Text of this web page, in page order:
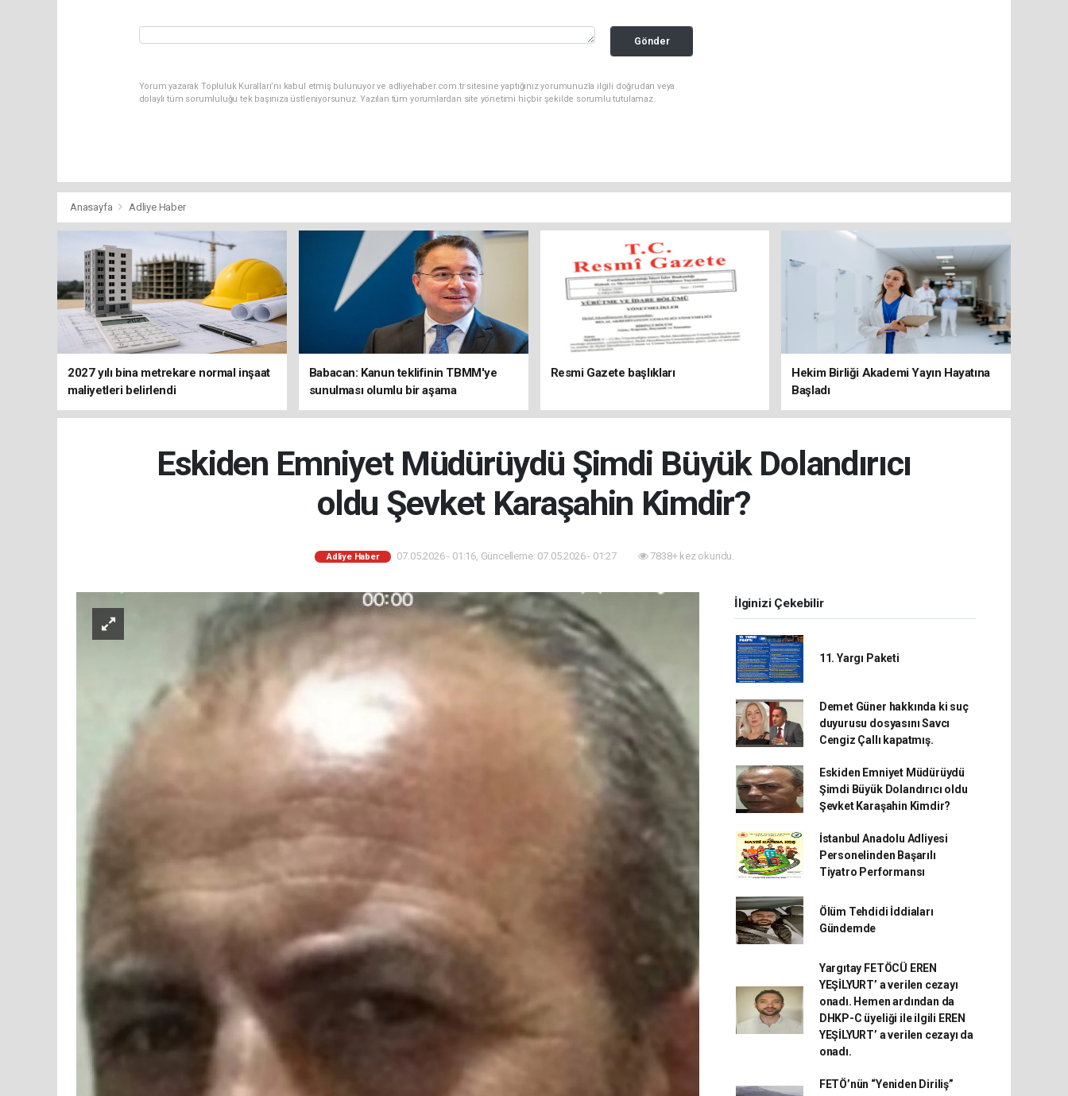
Gönder
Yorum yazarak Topluluk Kuralları’nı kabul etmiş bulunuyor ve adliyehaber.com.tr sitesine yaptığınız yorumunuzla ilgili doğrudan veya
dolaylı tüm sorumluluğu tek başınıza üstleniyorsunuz. Yazılan tüm yorumlardan site yönetimi hiçbir şekilde sorumlu tutulamaz.
Anasayfa Adliye Haber
2027 yılı bina metrekare normal inşaat
maliyetleri belirlendi
Babacan: Kanun teklifinin TBMM'ye
sunulması olumlu bir aşama
Resmi Gazete başlıkları
Hekim Birliği Akademi Yayın Hayatına
Başladı
Eskiden Emniyet Müdürüydü Şimdi Büyük Dolandırıcı
oldu Şevket Karaşahin Kimdir?
Adliye Haber 07.05.2026 - 01:16, Güncelleme: 07.05.2026 - 01:27 7838+ kez okundu.
İlginizi Çekebilir
11. Yargı Paketi
Demet Güner hakkında ki suç
duyurusu dosyasını Savcı
Cengiz Çallı kapatmış.
Eskiden Emniyet Müdürüydü
Şimdi Büyük Dolandırıcı oldu
Şevket Karaşahin Kimdir?
İstanbul Anadolu Adliyesi
Personelinden Başarılı
Tiyatro Performansı
Ölüm Tehdidi İddiaları
Gündemde
Yargıtay FETÖCÜ EREN
YEŞİLYURT’ a verilen cezayı
onadı. Hemen ardından da
DHKP-C üyeliği ile ilgili EREN
YEŞİLYURT’ a verilen cezayı da
onadı.
FETÖ’nün “Yeniden Diriliş”